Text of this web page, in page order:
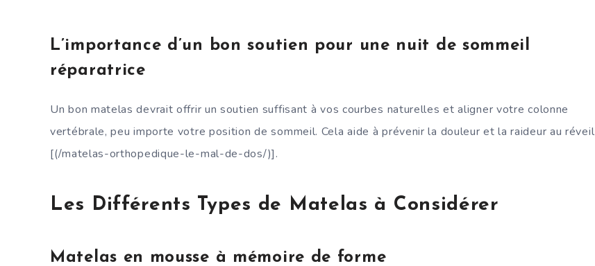
L’importance d’un bon soutien pour une nuit de sommeil
réparatrice
Un bon matelas devrait offrir un soutien suffisant à vos courbes naturelles et aligner votre colonne
vertébrale, peu importe votre position de sommeil. Cela aide à prévenir la douleur et la raideur au réveil
[(/matelas-orthopedique-le-mal-de-dos/)].
Les Différents Types de Matelas à Considérer
Matelas en mousse à mémoire de forme